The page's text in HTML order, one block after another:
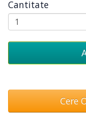
Cantitate
Cere